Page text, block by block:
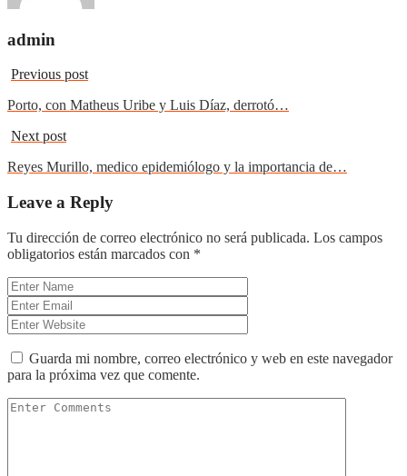
admin
Previous post
Porto, con Matheus Uribe y Luis Díaz, derrotó…
Next post
Reyes Murillo, medico epidemiólogo y la importancia de…
Leave a Reply
Tu dirección de correo electrónico no será publicada. Los campos
obligatorios están marcados con *
Guarda mi nombre, correo electrónico y web en este navegador
para la próxima vez que comente.